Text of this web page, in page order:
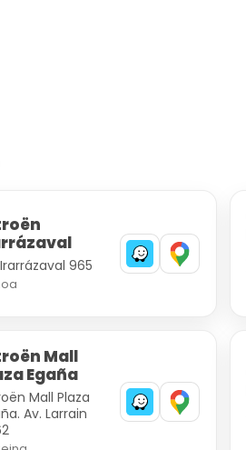
965
Mall
Egaña
Mall Plaza
Av. Larrain